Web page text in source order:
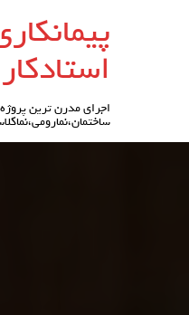
اجرای مدرن ترین